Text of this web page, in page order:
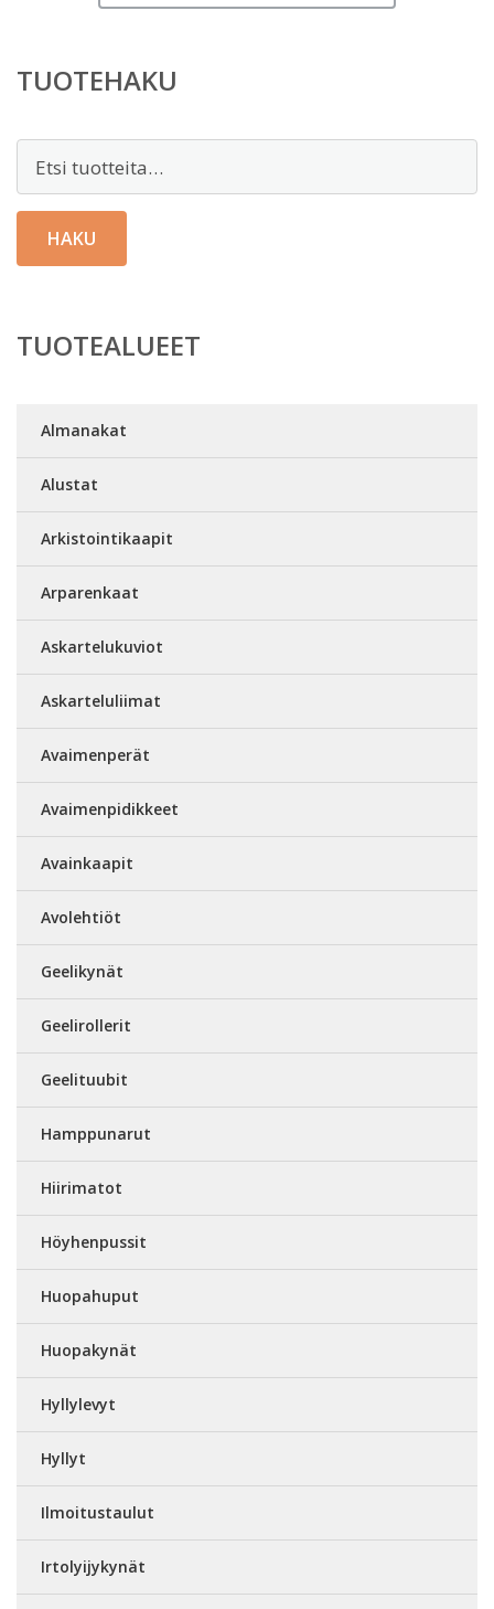
TUOTEHAKU
HAKU
TUOTEALUEET
Almanakat
Alustat
Arkistointikaapit
Arparenkaat
Askartelukuviot
Askarteluliimat
Avaimenperät
Avaimenpidikkeet
Avainkaapit
Avolehtiöt
Geelikynät
Geelirollerit
Geelituubit
Hamppunarut
Hiirimatot
Höyhenpussit
Huopahuput
Huopakynät
Hyllylevyt
Hyllyt
Ilmoitustaulut
Irtolyijykynät